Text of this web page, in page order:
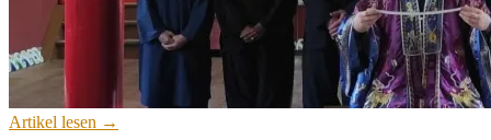
Artikel lesen →